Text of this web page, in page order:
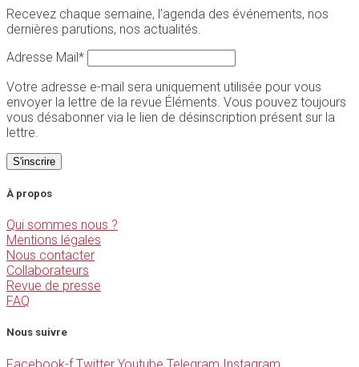
Recevez chaque semaine, l’agenda des événements, nos
dernières parutions, nos actualités.
Adresse Mail*
Votre adresse e-mail sera uniquement utilisée pour vous
envoyer la lettre de la revue Éléments. Vous pouvez toujours
vous désabonner via le lien de désinscription présent sur la
lettre.
À propos
Qui sommes nous ?
Mentions légales
Nous contacter
Collaborateurs
Revue de presse
FAQ
Nous suivre
Facebook-f Twitter Youtube Telegram Instagram